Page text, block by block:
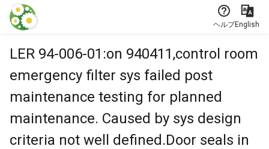
本文に飛ぶ
ヘルプEnglish
LER 94-006-01:on 940411,control room
emergency filter sys failed post
maintenance testing for planned
maintenance. Caused by sys design
criteria not well defined.Door seals in